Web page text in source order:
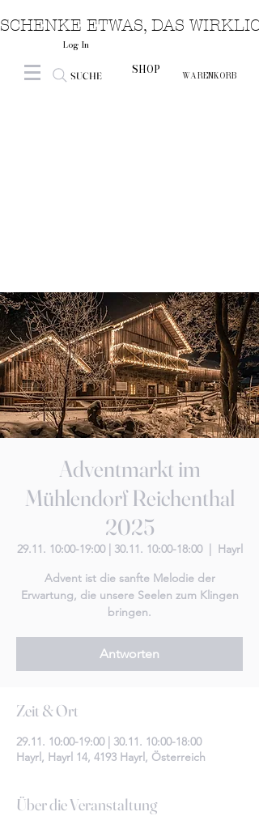
SCHENKE ETWAS, DAS
Log In
SUCHE SHOP WARENKORB
Adventmarkt im
Mühlendorf Reichenthal
2025
29.11. 10:00-19:00 | 30.11. 10:00-18:00
  |
Hayrl
Advent ist die sanfte Melodie der
Erwartung, die unsere Seelen zum Klingen
bringen.
Antworten
Zeit & Ort
29.11. 10:00-19:00 | 30.11. 10:00-18:00
Hayrl, Hayrl 14, 4193 Hayrl, Österreich
Über die Veranstaltung